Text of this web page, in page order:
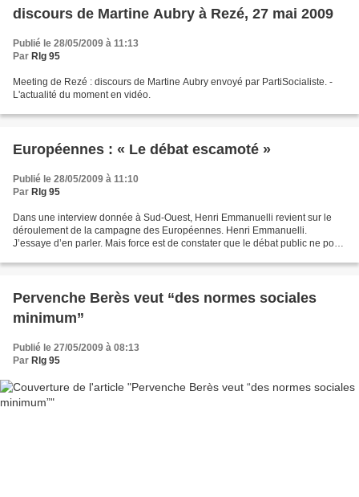
discours de Martine Aubry à Rezé, 27 mai 2009
Publié le 28/05/2009 à 11:13
Par Rlg 95
Meeting de Rezé : discours de Martine Aubry envoyé par PartiSocialiste. -
L'actualité du moment en vidéo.
Européennes : « Le débat escamoté »
Publié le 28/05/2009 à 11:10
Par Rlg 95
Dans une interview donnée à Sud-Ouest, Henri Emmanuelli revient sur le
déroulement de la campagne des Européennes. Henri Emmanuelli.
J’essaye d’en parler. Mais force est de constater que le débat public ne porte
Pervenche Berès veut “des normes sociales
minimum”
Publié le 27/05/2009 à 08:13
Par Rlg 95